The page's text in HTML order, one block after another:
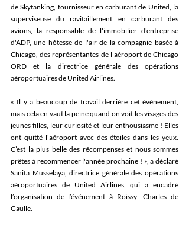
de Skytanking, fournisseur en carburant de United, la
superviseuse du ravitaillement en carburant des
avions, la responsable de l'immobilier d'entreprise
d'ADP, une hôtesse de l'air de la compagnie basée à
Chicago, des représentantes de l’aéroport de Chicago
ORD et la directrice générale des opérations
aéroportuaires de United Airlines.
« Il y a beaucoup de travail derrière cet événement,
mais cela en vaut la peine quand on voit les visages des
jeunes filles, leur curiosité et leur enthousiasme ! Elles
ont quitté l'aéroport avec des étoiles dans les yeux.
C’est la plus belle des récompenses et nous sommes
prêtes à recommencer l'année prochaine ! », a déclaré
Sanita Musselaya, directrice générale des opérations
aéroportuaires de United Airlines, qui a encadré
l’organisation de l’événement à Roissy- Charles de
Gaulle.